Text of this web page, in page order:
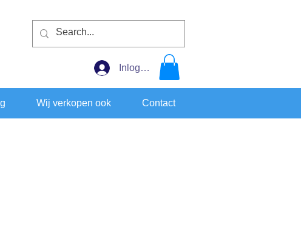
Inloggen
Wij verkopen ook Contact